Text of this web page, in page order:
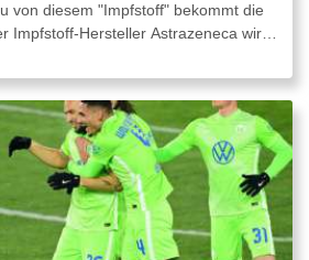
von diesem "Impfstoff" bekommt die
Impfstoff-Hersteller Astrazeneca wird
der von Politikexperten als
Jahrzehnten an der Spitze der EU"
Ursula von der
seines Corona-Impfstoffs liefern.
Lieferungen an Impfdosen für die EU
und habe versprochen, die Anzahl
um etwa neun Millionen Impfdosen
der Leyen am Sonntag dem "heute